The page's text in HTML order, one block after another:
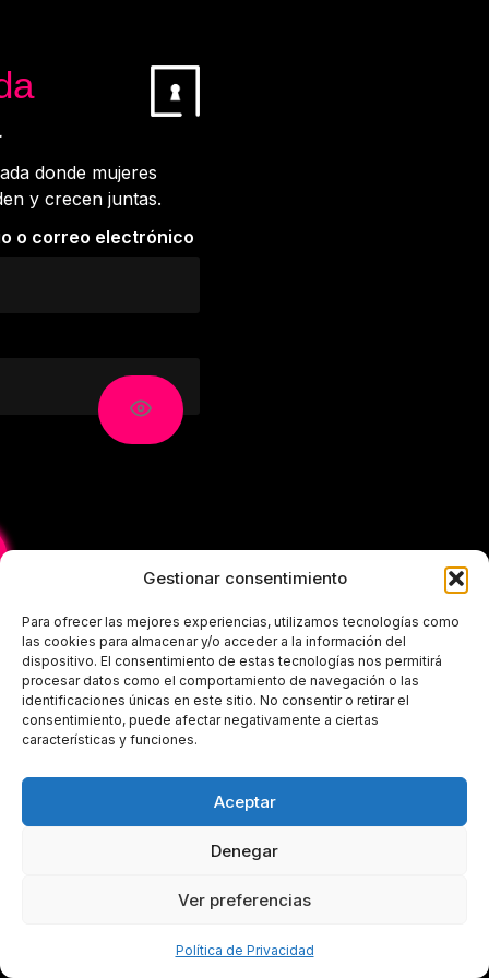
Gestionar consentimiento
Para ofrecer las mejores experiencias, utilizamos tecnologías como
las cookies para almacenar y/o acceder a la información del
dispositivo. El consentimiento de estas tecnologías nos permitirá
procesar datos como el comportamiento de navegación o las
identificaciones únicas en este sitio. No consentir o retirar el
consentimiento, puede afectar negativamente a ciertas
características y funciones.
Aceptar
Denegar
Ver preferencias
Política de Privacidad
donde mujeres
y crecen juntas.
o correo electrónico